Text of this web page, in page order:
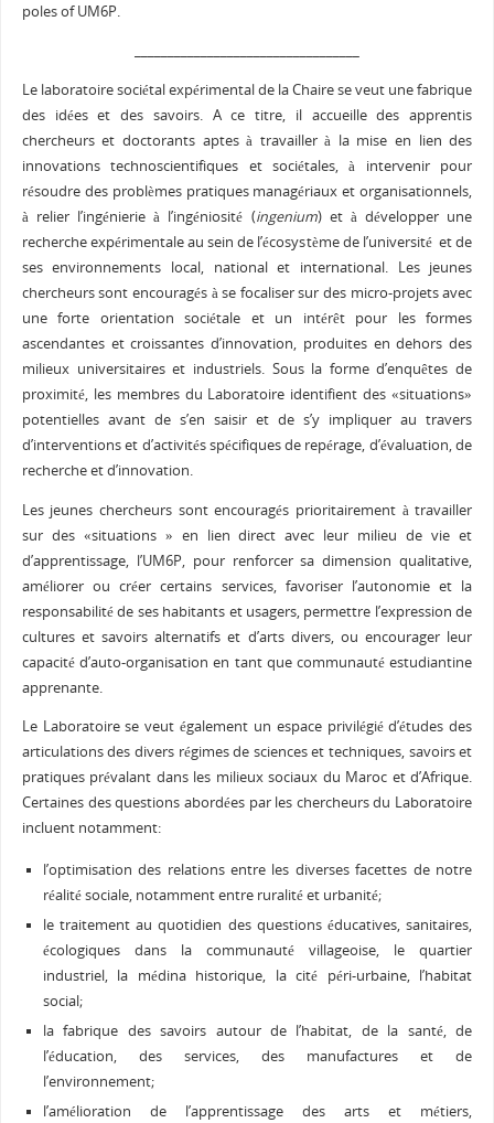
poles of UM6P.
Le laboratoire sociétal expérimental de la Chaire se veut une fabrique
des idées et des savoirs. A ce titre, il accueille des apprentis
chercheurs et doctorants aptes à travailler à la mise en lien des
innovations technoscientifiques et sociétales, à intervenir pour
résoudre des problèmes pratiques managériaux et organisationnels,
à relier l’ingénierie à l’ingéniosité (ingenium) et à développer une
recherche expérimentale au sein de l’écosystème de l’université et de
ses environnements local, national et international. Les jeunes
chercheurs sont encouragés à se focaliser sur des micro-projets avec
une forte orientation sociétale et un intérêt pour les formes
ascendantes et croissantes d’innovation, produites en dehors des
milieux universitaires et industriels. Sous la forme d’enquêtes de
proximité, les membres du Laboratoire identifient des «situations»
potentielles avant de s’en saisir et de s’y impliquer au travers
d’interventions et d’activités spécifiques de repérage, d’évaluation, de
recherche et d’innovation.
Les jeunes chercheurs sont encouragés prioritairement à travailler
sur des «situations » en lien direct avec leur milieu de vie et
d’apprentissage, l’UM6P, pour renforcer sa dimension qualitative,
améliorer ou créer certains services, favoriser l’autonomie et la
responsabilité de ses habitants et usagers, permettre l’expression de
cultures et savoirs alternatifs et d’arts divers, ou encourager leur
capacité d’auto-organisation en tant que communauté estudiantine
apprenante.
Le Laboratoire se veut également un espace privilégié d’études des
articulations des divers régimes de sciences et techniques, savoirs et
pratiques prévalant dans les milieux sociaux du Maroc et d’Afrique.
Certaines des questions abordées par les chercheurs du Laboratoire
incluent notamment:
l’optimisation des relations entre les diverses facettes de notre
réalité sociale, notamment entre ruralité et urbanité;
le traitement au quotidien des questions éducatives, sanitaires,
écologiques dans la communauté villageoise, le quartier
industriel, la médina historique, la cité péri-urbaine, l’habitat
social;
la fabrique des savoirs autour de l’habitat, de la santé, de
l’éducation, des services, des manufactures et de
l’environnement;
l’amélioration de l’apprentissage des arts et métiers,